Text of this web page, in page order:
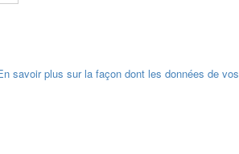
savoir plus sur la façon dont les données de vos